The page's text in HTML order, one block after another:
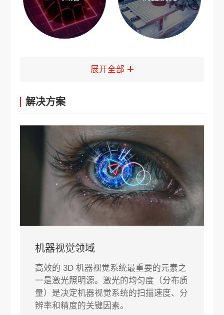
展开全部
解决方案
机器视觉领域
高效的 3D 机器视觉系统最重要的元素之
一是激光照明源。激光的均匀度（分布质
量）是决定机器视觉系统的扫描速度、分
辨率和精度的关键因素。